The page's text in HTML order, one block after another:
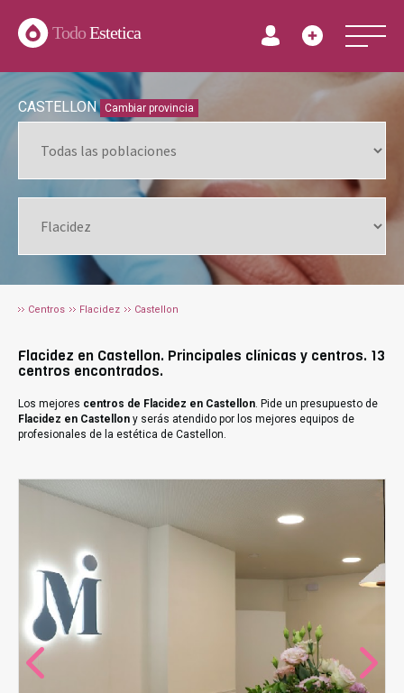
TodoEstetica
CASTELLON Cambiar provincia
Centros Flacidez Castellon
Flacidez en Castellon. Principales clínicas y centros. 13
centros encontrados.
Los mejores centros de Flacidez en Castellon. Pide un presupuesto de
Flacidez en Castellon y serás atendido por los mejores equipos de
profesionales de la estética de Castellon.